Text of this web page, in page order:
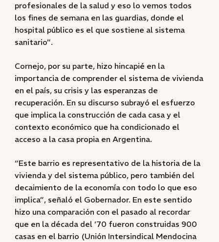
profesionales de la salud y eso lo vemos todos
los fines de semana en las guardias, donde el
hospital público es el que sostiene al sistema
sanitario”.
Cornejo, por su parte, hizo hincapié en la
importancia de comprender el sistema de vivienda
en el país, su crisis y las esperanzas de
recuperación. En su discurso subrayó el esfuerzo
que implica la construcción de cada casa y el
contexto económico que ha condicionado el
acceso a la casa propia en Argentina.
“Este barrio es representativo de la historia de la
vivienda y del sistema público, pero también del
decaimiento de la economía con todo lo que eso
implica”, señaló el Gobernador. En este sentido
hizo una comparación con el pasado al recordar
que en la década del ’70 fueron construidas 900
casas en el barrio (Unión Intersindical Mendocina